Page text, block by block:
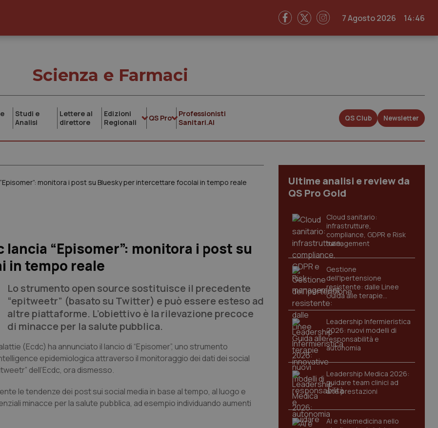
7 Agosto 2026 14:46
Scienza e Farmaci
Studi e
Analisi
Lettere al
direttore
Edizioni
Regionali
QS Pro
Professionisti
Sanitari.AI
QS Club Newsletter
monitora i post su Bluesky per intercettare focolai in tempo reale
lancia “Episomer”: monitora i post su
in tempo reale
Lo strumento open source sostituisce il precedente
“epitweetr” (basato su Twitter) e può essere esteso ad
altre piattaforme. L’obiettivo è la rilevazione precoce
di minacce per la salute pubblica.
(Ecdc) ha annunciato il lancio di “Episomer”, uno strumento
epidemiologica attraverso il monitoraggio dei dati dei social
dell’Ecdc, ora dismesso.
le tendenze dei post sui social media in base al tempo, al luogo e
minacce per la salute pubblica, ad esempio individuando aumenti
Ultime analisi e review da
QS Pro Gold
Cloud sanitario:
infrastrutture,
compliance, GDPR e Risk
management
Gestione
dell'Ipertensione
resistente: dalle Linee
Guida alle terapie
innovative
Leadership Infermieristica
2026: nuovi modelli di
responsabilità e
autonomia
Leadership Medica 2026:
guidare team clinici ad
alte prestazioni
AI e telemedicina nello